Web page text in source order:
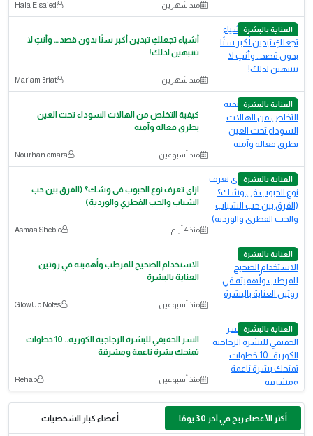
منذ شهرين Hala Elsaied
العناية بالبشرة
أشياء تجعلكِ تبدين أكبر سنًا بدون قصد… وأنتِ لا
تنتبهين لذلك!
منذ شهرين Mariam 3rfat
العناية بالبشرة
كيفية التخلص من الهالات السوداء تحت العين
بطرق فعالة وآمنة
منذ أسبوعين Nourhan omara
العناية بالبشرة
ازاى تعرف نوع الحبوب فى وشك؟ (الفرق بين حب
الشباب والحب الفطري والوردية)
منذ 4 أيام Asmaa Sheble
العناية بالبشرة
الاستخدام الصحيح للمرطب وأهميته في روتين
العناية بالبشرة
منذ أسبوعين GlowUp Notes
العناية بالبشرة
السر الحقيقي للبشرة الزجاجية الكورية.. 10 خطوات
تمنحك بشرة ناعمة ومشرقة
منذ أسبوعين Rehab
أكثر الأعضاء ربح في آخر 30 يومًا أعضاء كبار الشخصيات